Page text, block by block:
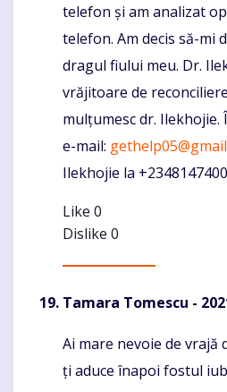
telefon și am analizat
telefon. Am decis să-mi
dragul fiului meu. Dr.
vrăjitoare de
mulțumesc dr.
e-mail:
Ilekhojie la
Like 0
Dislike 0
Tamara Tomescu -
Komentaras
Ai mare nevoie de
ți aduce înapoi fostul